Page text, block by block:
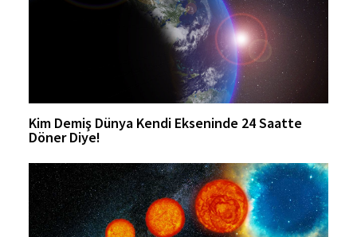
Kim Demiş Dünya Kendi Ekseninde 24 Saatte
Döner Diye!